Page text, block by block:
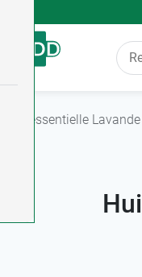
Huile essentielle